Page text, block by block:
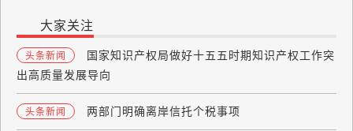
大家关注
头条新闻
国家知识产权局做好十五五时期知识产权工作突
出高质量发展导向
头条新闻 两部门明确离岸信托个税事项